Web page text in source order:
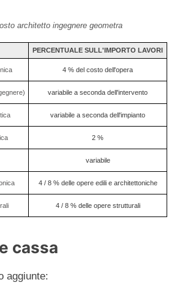
architetto ingegnere geometra
PERCENTUALE SULL'IMPORTO LAVORI
4 % del costo dell'opera
variabile a seconda dell'intervento
variabile a seconda dell'impianto
2 %
variabile
4 / 8 % delle opere edili e architettoniche
4 / 8 % delle opere strutturali
cassa
aggiunte: